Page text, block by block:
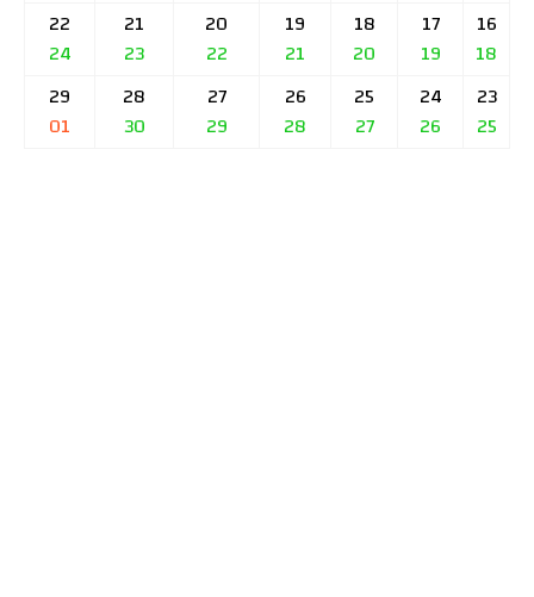
16
18
17
19
18
20
19
21
20
22
21
23
22
24
23
25
24
26
25
27
26
28
27
29
28
30
29
01